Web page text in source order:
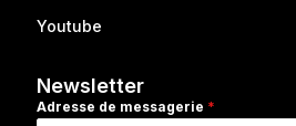
Youtube
Newsletter
Adresse de messagerie *